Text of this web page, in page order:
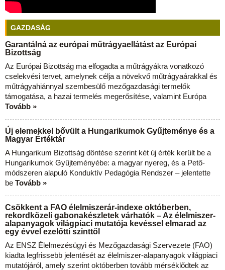
GAZDASÁG
Garantálná az európai műtrágyaellátást az Európai
Bizottság
Az Európai Bizottság ma elfogadta a műtrágyákra vonatkozó
cselekvési tervet, amelynek célja a növekvő műtrágyaárakkal és
műtrágyahiánnyal szembesülő mezőgazdasági termelők
támogatása, a hazai termelés megerősítése, valamint Európa
Tovább »
Új elemekkel bővült a Hungarikumok Gyűjteménye és a
Magyar Értéktár
A Hungarikum Bizottság döntése szerint két új érték került be a
Hungarikumok Gyűjteményébe: a magyar nyereg, és a Pető-
módszeren alapuló Konduktív Pedagógia Rendszer – jelentette
be Tovább »
Csökkent a FAO élelmiszerár-indexe októberben,
rekordközeli gabonakészletek várhatók – Az élelmiszer-
alapanyagok világpiaci mutatója kevéssel elmarad az
egy évvel ezelőtti szinttől
Az ENSZ Élelmezésügyi és Mezőgazdasági Szervezete (FAO)
kiadta legfrissebb jelentését az élelmiszer-alapanyagok világpiaci
mutatójáról, amely szerint októberben tovább mérséklődtek az